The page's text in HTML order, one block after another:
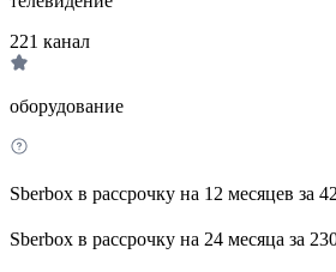
221 канал
оборудование
Sberbox в рассрочку на 12 месяцев за
Sberbox в рассрочку на 24 месяца за